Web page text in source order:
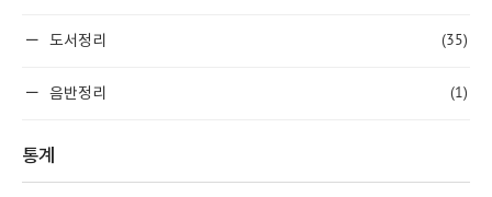
도서정리 (35)
음반정리 (1)
통계